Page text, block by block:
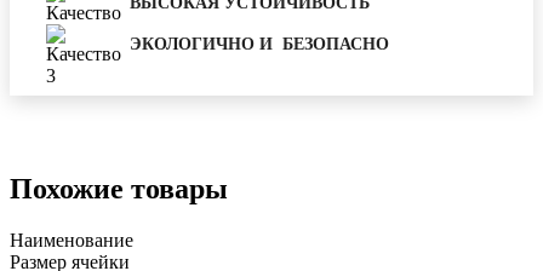
ЭКОЛОГИЧНО И БЕЗОПАСНО
Похожие товары
Наименование
Размер ячейки